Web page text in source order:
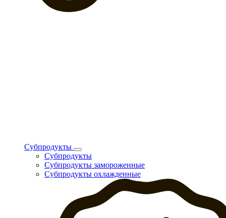
Субпродукты
Субпродукты
Субпродукты замороженные
Субпродукты охлажденные